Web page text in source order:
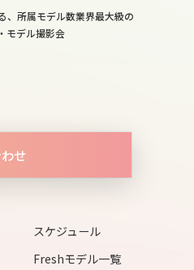
、所属モデル数業界最大級の
モデル撮影会
せ
スケジュール
Freshモデル一覧